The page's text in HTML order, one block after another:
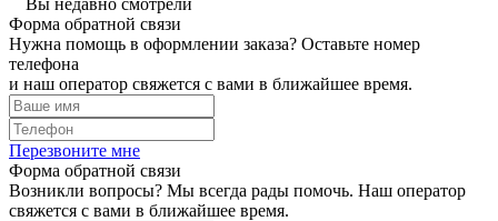
Форма обратной связи
Нужна помощь в оформлении заказа? Оставьте номер
телефона
и наш оператор свяжется с вами в ближайшее время.
Перезвоните мне
Форма обратной связи
Возникли вопросы? Мы всегда рады помочь. Наш оператор
свяжется с вами в ближайшее время.